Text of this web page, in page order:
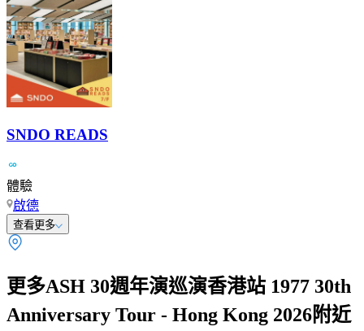
SNDO READS
體驗
啟德
查看更多
更多ASH 30週年演巡演香港站 1977 30th
Anniversary Tour - Hong Kong 2026附近